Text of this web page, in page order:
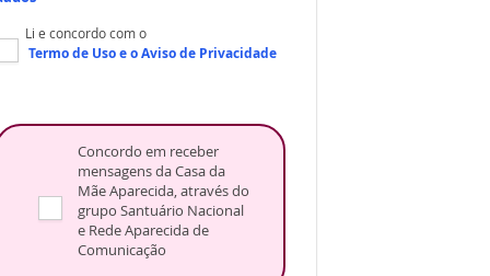
Li e concordo com o
Termo de Usoe oAviso de Privacidade
Concordo em receber
mensagens da Casa da
Mãe Aparecida, através do
grupo Santuário Nacional
e Rede Aparecida de
Comunicação